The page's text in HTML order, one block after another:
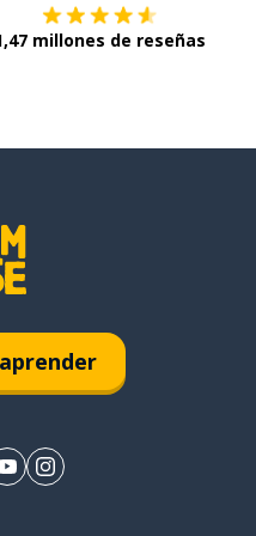
millones de reseñas